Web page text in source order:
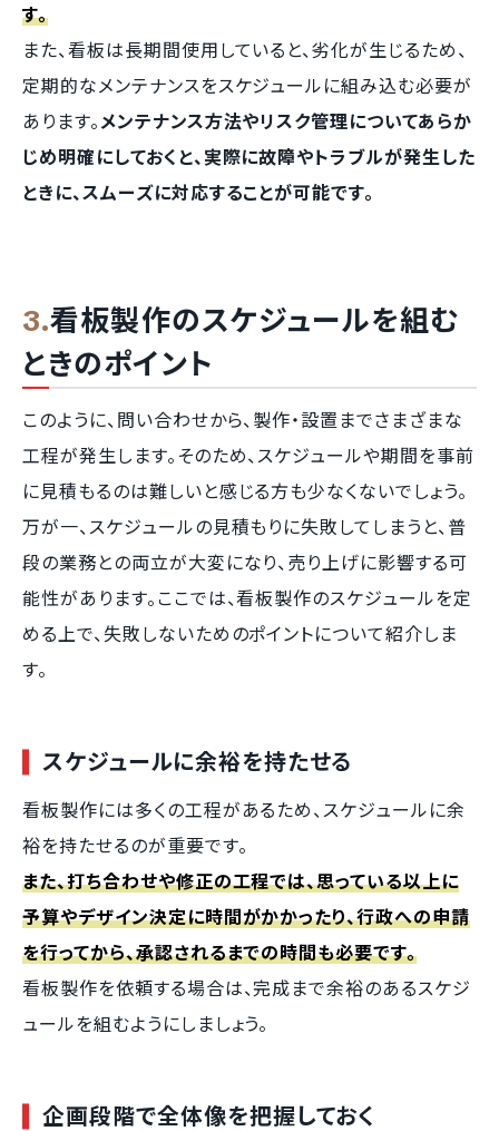
す。
また、看板は長期間使用していると、劣化が生じるため、
定期的なメンテナンスをスケジュールに組み込む必要が
あります。メンテナンス方法やリスク管理についてあらか
じめ明確にしておくと、実際に故障やトラブルが発生した
ときに、スムーズに対応することが可能です。
看板製作のスケジュールを組む
ときのポイント
このように、問い合わせから、製作・設置までさまざまな
工程が発生します。そのため、スケジュールや期間を事前
に見積もるのは難しいと感じる方も少なくないでしょう。
万が一、スケジュールの見積もりに失敗してしまうと、普
段の業務との両立が大変になり、売り上げに影響する可
能性があります。ここでは、看板製作のスケジュールを定
める上で、失敗しないためのポイントについて紹介しま
す。
スケジュールに余裕を持たせる
看板製作には多くの工程があるため、スケジュールに余
裕を持たせるのが重要です。
また、打ち合わせや修正の工程では、思っている以上に
予算やデザイン決定に時間がかかったり、行政への申請
を行ってから、承認されるまでの時間も必要です。
看板製作を依頼する場合は、完成まで余裕のあるスケジ
ュールを組むようにしましょう。
企画段階で全体像を把握しておく